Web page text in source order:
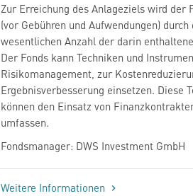
Zur Erreichung des Anlageziels wird der
(vor Gebühren und Aufwendungen)
wesentlichen Anzahl der darin
Der Fonds kann Techniken und
Risikomanagement, zur
Ergebnisverbesserung einsetzen. Diese
können den Einsatz von
umfassen.
Fondsmanager: DWS Investment GmbH
Weitere Informationen